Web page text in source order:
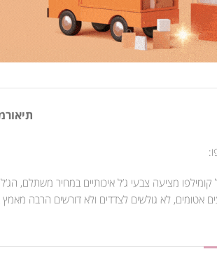
תיאור
מציעה צבעי ג’ל איכותיים במחיר משתלם,
אטומים, לא גולשים לצדדים ולא דורשים הרבה מאמץ